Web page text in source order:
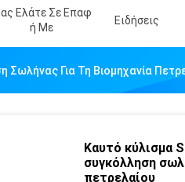
Ελάτε Σε Επαφ
Ή Με
Ειδήσεις
Σωλήνας Για Τη Βιομηχανία
Καυτό κύλισμα
συγκόλληση
πετρελαίου